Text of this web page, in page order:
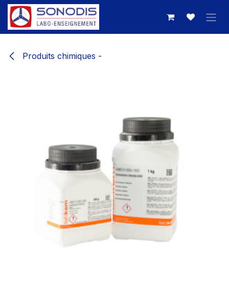
Se rendre au contenu
Produits chimiques -